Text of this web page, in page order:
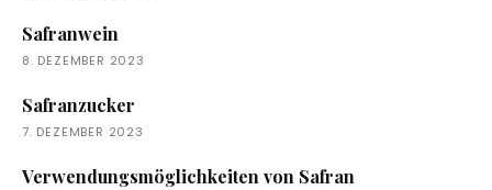
Safranwein
8. DEZEMBER 2023
Safranzucker
7. DEZEMBER 2023
Verwendungsmöglichkeiten von Safran